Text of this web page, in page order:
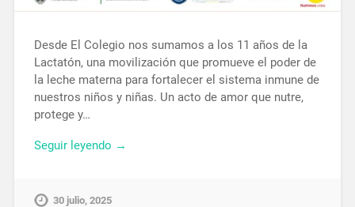
Desde El Colegio nos sumamos a los 11 años de la
Lactatón, una movilización que promueve el poder de
la leche materna para fortalecer el sistema inmune de
nuestros niños y niñas. Un acto de amor que nutre,
protege y…
Seguir leyendo →
30 julio, 2025